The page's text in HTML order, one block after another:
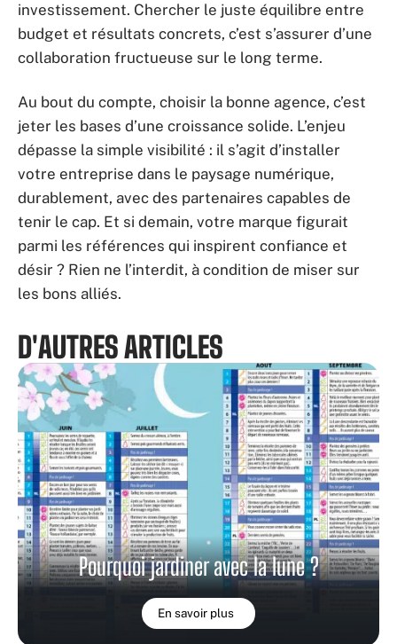
investissement. Chercher le juste équilibre entre
budget et résultats concrets, c’est s’assurer d’une
collaboration fructueuse sur le long terme.
Au bout du compte, choisir la bonne agence, c’est
jeter les bases d’une croissance solide. L’enjeu
dépasse la simple visibilité : il s’agit d’installer
votre entreprise dans le paysage numérique,
durablement, avec des partenaires capables de
tenir le cap. Et si demain, votre marque figurait
parmi les références qui inspirent confiance et
désir ? Rien ne l’interdit, à condition de miser sur
les bons alliés.
D'AUTRES ARTICLES
Pourquoi jardiner avec la lune ?
En savoir plus